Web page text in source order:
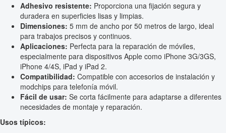
Adhesivo resistente: Proporciona una fijación segura y
duradera en superficies lisas y limpias.
Dimensiones: 5 mm de ancho por 50 metros de largo, ideal
para trabajos precisos y continuos.
Aplicaciones: Perfecta para la reparación de móviles,
especialmente para dispositivos Apple como iPhone 3G/3GS,
iPhone 4/4S, iPad y iPad 2.
Compatibilidad: Compatible con accesorios de instalación y
modchips para telefonía móvil.
Fácil de usar: Se corta fácilmente para adaptarse a diferentes
necesidades de montaje y reparación.
Usos típicos: